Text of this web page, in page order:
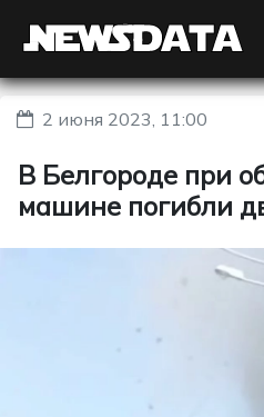
2 июня 2023, 11:00
В Белгороде при
машине погибли